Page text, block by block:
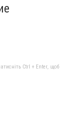
Ctrl + Enter, щоб